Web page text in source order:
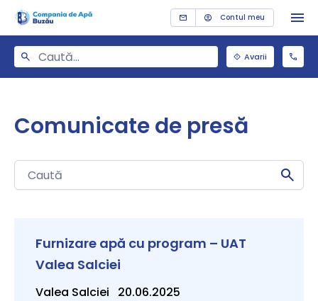
Contul meu
Avarii
Comunicate de presă
Furnizare apă cu program – UAT
Valea Salciei
Valea Salciei 20.06.2025